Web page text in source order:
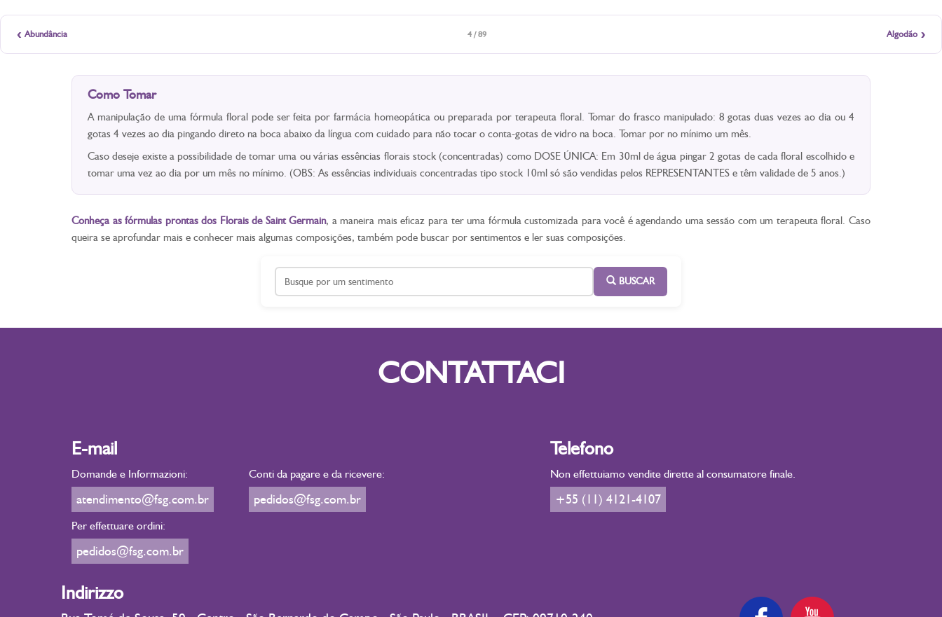
‹ Abundância 4 / 89 Algodão ›
Como Tomar
A manipulação de uma fórmula floral pode ser feita por farmácia homeopática ou preparada por terapeuta floral. Tomar do frasco manipulado: 8 gotas duas vezes ao dia ou 4
gotas 4 vezes ao dia pingando direto na boca abaixo da língua com cuidado para não tocar o conta-gotas de vidro na boca. Tomar por no mínimo um mês.
Caso deseje existe a possibilidade de tomar uma ou várias essências florais stock (concentradas) como DOSE ÚNICA: Em 30ml de água pingar 2 gotas de cada floral escolhido e
tomar uma vez ao dia por um mês no mínimo. (OBS: As essências individuais concentradas tipo stock 10ml só são vendidas pelos REPRESENTANTES e têm validade de 5 anos.)
Conheça as fórmulas prontas dos Florais de Saint Germain, a maneira mais eficaz para ter uma fórmula customizada para você é agendando uma sessão com um terapeuta floral. Caso
queira se aprofundar mais e conhecer mais algumas composições, também pode buscar por sentimentos e ler suas composições.
BUSCAR
CONTATTACI
E-mail
Domande e Informazioni:
atendimento@fsg.com.br
Conti da pagare e da ricevere:
pedidos@fsg.com.br
Per effettuare ordini:
pedidos@fsg.com.br
Telefono
Non effettuiamo vendite dirette al consumatore finale.
+55 (11) 4121-4107
Indirizzo